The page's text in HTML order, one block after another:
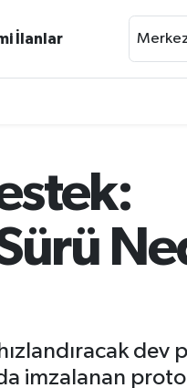
İlanlar
hızlandıracak
imzalanan